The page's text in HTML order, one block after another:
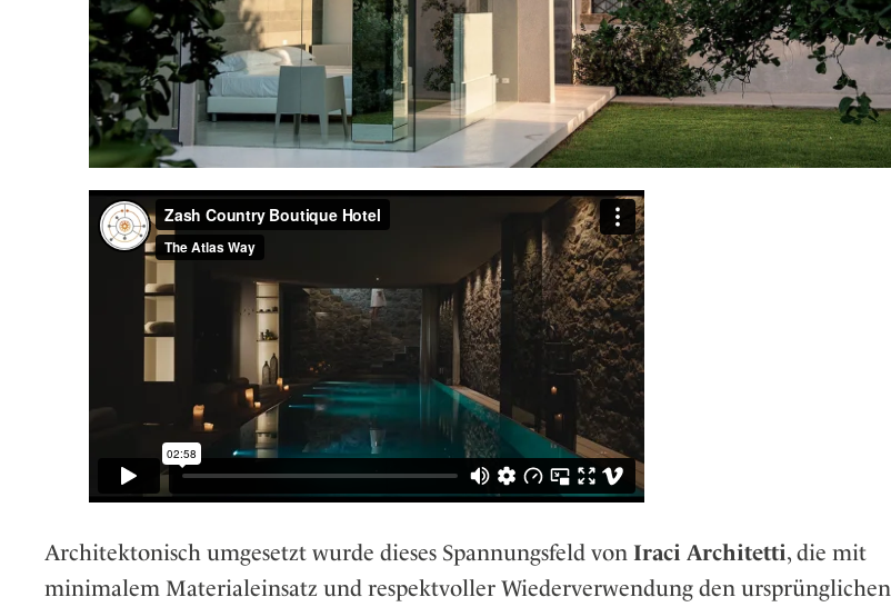
Architektonisch umgesetzt wurde dieses Spannungsfeld von Iraci Architetti, die mit
minimalem Materialeinsatz und respektvoller Wiederverwendung den ursprünglichen